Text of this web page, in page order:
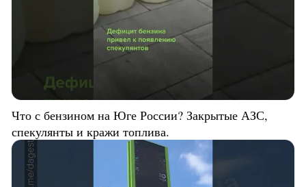
Что с бензином на Юге России? Закрытые АЗС,
спекулянты и кражи топлива.